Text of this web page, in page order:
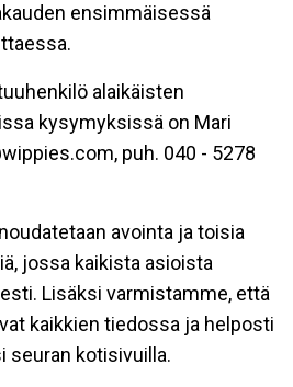
ensimmäisessä
alaikäisten
kysymyksissä on Mari
puh. 040 - 5278
avointa ja toisia
jossa kaikista asioista
Lisäksi varmistamme, että
kaikkien tiedossa ja helposti
seuran kotisivuilla.